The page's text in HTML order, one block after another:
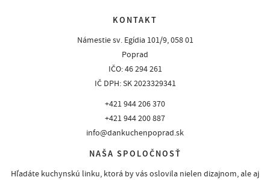
KONTAKT
Námestie sv. Egídia 101/9, 058 01
Poprad
IČO: 46 294 261
IČ DPH: SK 2023329341
+421 944 206 370
+421 944 200 887
info@dankuchenpoprad.sk
NAŠA SPOLOČNOSŤ
Hľadáte kuchynskú linku, ktorá by vás oslovila nielen dizajnom, ale aj